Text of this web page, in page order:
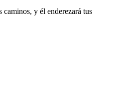
caminos, y él enderezará tus